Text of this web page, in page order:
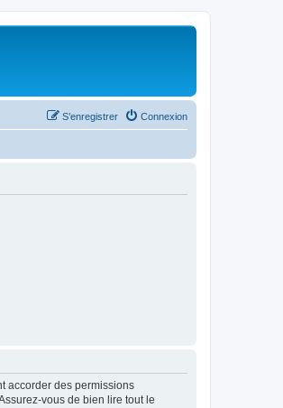
Connexion
S’enregistrer
accorder des permissions
vous de bien lire tout le